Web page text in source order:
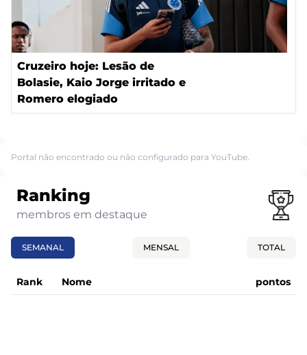
Cruzeiro hoje: Lesão de
Bolasie, Kaio Jorge irritado e
Romero elogiado
Portal não encontrado ou não configurado para YouTube.
Ranking
membros em destaque
SEMANAL MENSAL TOTAL
Rank Nome pontos